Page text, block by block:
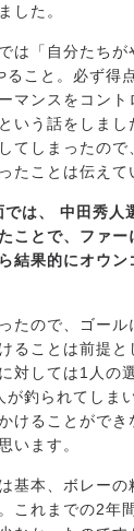
した。
は「自分たちが
こと。必ず得
マンスをコント
いう話をしまし
てしまったので
たことは伝えて
は、 中田秀人
ことで、ファー
結果的にオウン
たので、ゴール
ることは前提と
対しては1人の
が釣られてしま
けることができ
います。
基本、ボレーの
これまでの2年